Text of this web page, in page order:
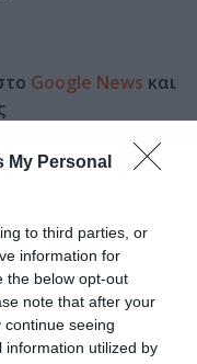
My Personal
to third parties, or
information for
the below opt-out
note that after your
seeing
information utilized by
Google News και
Τέχνη και τον